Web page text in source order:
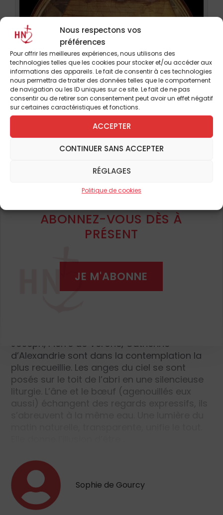
Nous respectons vos
préférences
Pour offrir les meilleures expériences, nous utilisons des
technologies telles que les cookies pour stocker et/ou accéder aux
informations des appareils. Le fait de consentir à ces technologies
nous permettra de traiter des données telles que le comportement
de navigation ou les ID uniques sur ce site. Le fait de ne pas
consentir ou de retirer son consentement peut avoir un effet négatif
sur certaines caractéristiques et fonctions.
ACCEPTER
CONTINUER SANS ACCEPTER
RÉGLAGES
Politique de cookies
destinée à la contemplation des moines.
Les Dominicains ont un lien étroit avec le
Christ et ses souffrances. Dans leurs images
affleurent les mouvements les plus sensibles
Pictor Angelicus,se fonde sur des obliques
guidant notre lecture, nos enchaînements
d’idées. La composition est dépouillée, sans
Joseph, Pierre de Vérone, Catherine
d’Alexandrie sont dans la contemplation la
plus recueillie. Les anges du ciel se sont
posés sur le toit de l’abri en une silencieuse
liturgie. L’âne et le bœuf (agenouillés eux
Pour continuer à lire cet
article
et de nombreux autres
ABONNEZ-VOUS DÈS À
PRÉSENT
JE M'ABONNE
Sophie de Gourcy